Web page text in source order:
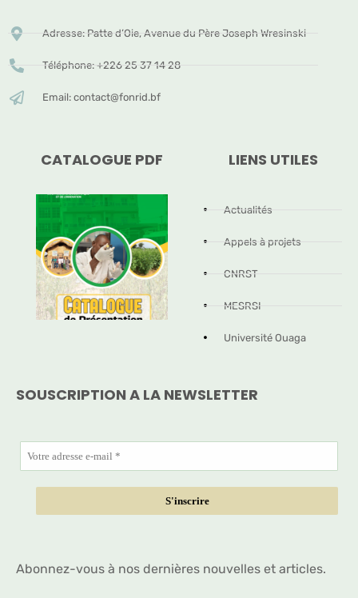
Adresse: Patte d’Oie, Avenue du Père Joseph Wresinski
Téléphone: +226 25 37 14 28
Email: contact@fonrid.bf
CATALOGUE PDF LIENS UTILES
Actualités
Appels à projets
CNRST
MESRSI
Université Ouaga
SOUSCRIPTION A LA NEWSLETTER
Abonnez-vous à nos dernières nouvelles et articles.